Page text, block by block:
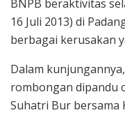
BNPB beraktivitas
16 Juli 2013) di
berbagai kerusakan
Dalam
rombongan dipandu
Suhatri Bur bersama